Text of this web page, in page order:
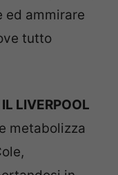
ed ammirare
tutto
LIVERPOOL
metabolizza